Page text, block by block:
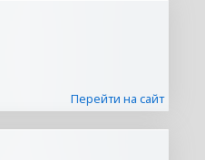
Перейти на сайт